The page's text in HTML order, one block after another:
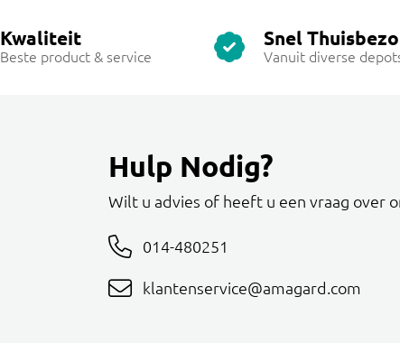
Kwaliteit
Beste product & service
Snel
Vanuit diverse
Hulp Nodig?
Wilt u advies of heeft u een vraag over
014-480251
klantenservice@amagard.com